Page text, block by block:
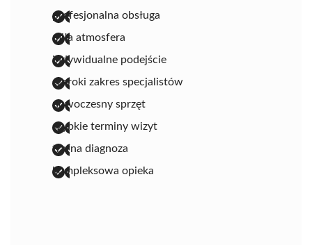
profesjonalna obsługa
miła atmosfera
indywidualne podejście
szeroki zakres specjalistów
nowoczesny sprzęt
szybkie terminy wizyt
trafna diagnoza
kompleksowa opieka